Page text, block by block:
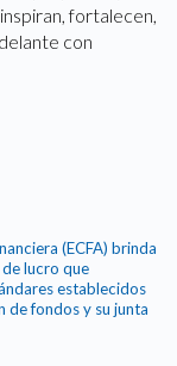
fortalecen,
con
(ECFA) brinda
lucro que
establecidos
de fondos y su junta